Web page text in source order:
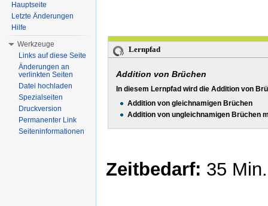
Lernpfad
Addition von Brüchen
In diesem Lernpfad wird die Addition von
Addition von gleichnamigen Brüchen
Addition von ungleichnamigen Brüchen
Zeitbedarf: 35 Min.
Hauptseite
Letzte Änderungen
Hilfe
Werkzeuge
Links auf diese Seite
Änderungen an
verlinkten Seiten
Datei hochladen
Spezialseiten
Druckversion
Permanenter Link
Seiteninformationen